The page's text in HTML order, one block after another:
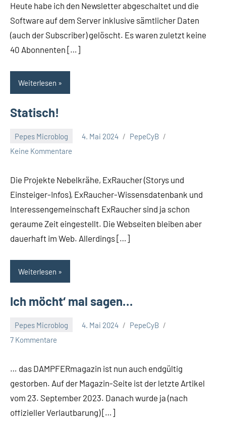
Heute habe ich den Newsletter abgeschaltet und die
Software auf dem Server inklusive sämtlicher Daten
(auch der Subscriber) gelöscht. Es waren zuletzt keine
40 Abonnenten […]
Weiterlesen
Statisch!
Pepes Microblog 4. Mai 2024
PepeCyB
Keine Kommentare
Die Projekte Nebelkrähe, ExRaucher (Storys und
Einsteiger-Infos), ExRaucher-Wissensdatenbank und
Interessengemeinschaft ExRaucher sind ja schon
geraume Zeit eingestellt. Die Webseiten bleiben aber
dauerhaft im Web. Allerdings […]
Weiterlesen
Ich möcht‘ mal sagen…
Pepes Microblog 4. Mai 2024
PepeCyB
7 Kommentare
… das DAMPFERmagazin ist nun auch endgültig
gestorben. Auf der Magazin-Seite ist der letzte Artikel
vom 23. September 2023. Danach wurde ja (nach
offizieller Verlautbarung) […]